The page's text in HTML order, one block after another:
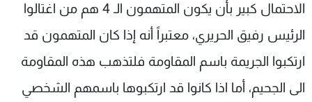
الاحتمال كبير بأن يكون المتهمون الـ 4 هم من اغتالوا
الرئيس رفيق الحريري، معتبراً أنه إذا كان المتهمون قد
ارتكبوا الجريمة باسم المقاومة فلتذهب هذه المقاومة
الى الجحيم، أما اذا كانوا قد ارتكبوها باسمهم الشخصي
الإنـتـاج
تواصل معنا
سياسة الخصوصية